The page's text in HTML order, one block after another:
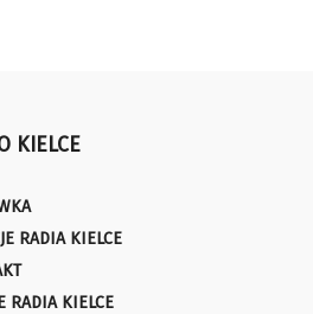
KIELCE
RADIA KIELCE
RADIA KIELCE